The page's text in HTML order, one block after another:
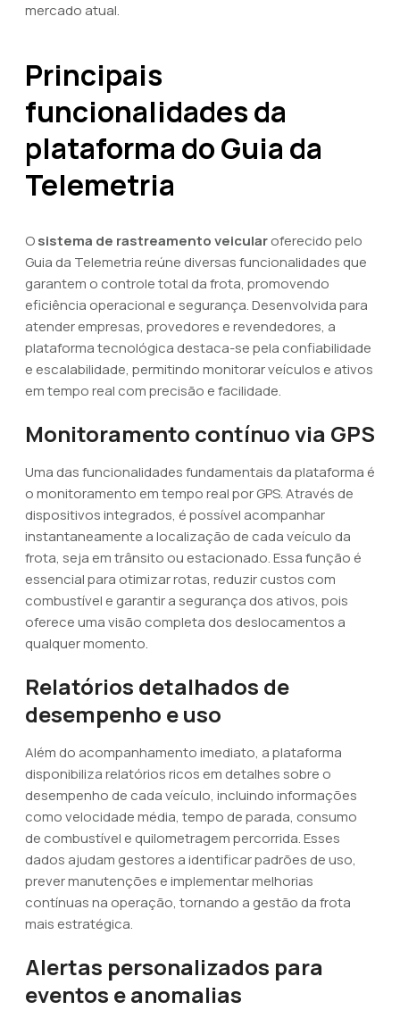
mercado atual.
Principais
funcionalidades da
plataforma do Guia da
Telemetria
Osistema de rastreamento veicularoferecido pelo
Guia da Telemetria reúne diversas funcionalidades que
garantem o controle total da frota, promovendo
eficiência operacional e segurança. Desenvolvida para
atender empresas, provedores e revendedores, a
plataforma tecnológica destaca-se pela confiabilidade
e escalabilidade, permitindo monitorar veículos e ativos
em tempo real com precisão e facilidade.
Monitoramento contínuo via GPS
Uma das funcionalidades fundamentais da plataforma é
o monitoramento em tempo real por GPS. Através de
dispositivos integrados, é possível acompanhar
instantaneamente a localização de cada veículo da
frota, seja em trânsito ou estacionado. Essa função é
essencial para otimizar rotas, reduzir custos com
combustível e garantir a segurança dos ativos, pois
oferece uma visão completa dos deslocamentos a
qualquer momento.
Relatórios detalhados de
desempenho e uso
Além do acompanhamento imediato, a plataforma
disponibiliza relatórios ricos em detalhes sobre o
desempenho de cada veículo, incluindo informações
como velocidade média, tempo de parada, consumo
de combustível e quilometragem percorrida. Esses
dados ajudam gestores a identificar padrões de uso,
prever manutenções e implementar melhorias
contínuas na operação, tornando a gestão da frota
mais estratégica.
Alertas personalizados para
eventos e anomalias